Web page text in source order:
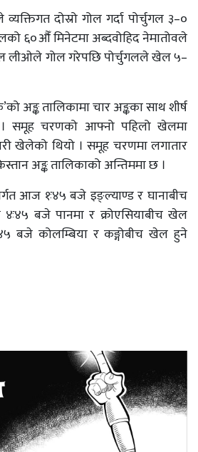
दोस्रो गोल गर्दा पोर्चुगल ३–०
६०औँ मिनेटमा अब्दवोहिद नेमातोवले
लीओले गोल गरेपछि पोर्चुगलले खेल ५–
अङ्क तालिकामा चार अङ्कका साथ शीर्ष
समूह चरणको आफ्नो पहिलो खेलमा
खेलेको थियो । समूह चरणमा लगातार
अङ्क तालिकाको अन्तिममा छ ।
आज १ः४५ बजे इङ्ल्याण्ड र घानाबीच
बजे पानमा र क्रोएसियाबीच खेल
बजे कोलम्बिया र कङ्गोबीच खेल हुने